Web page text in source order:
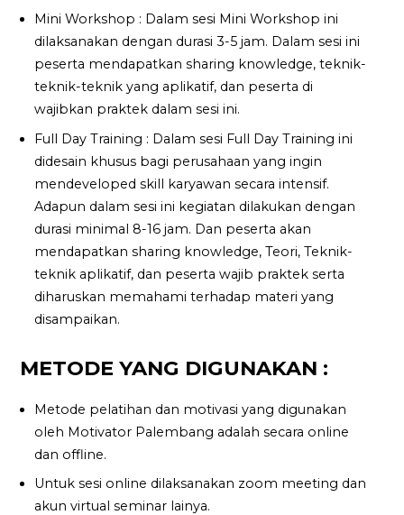
Mini Workshop : Dalam sesi Mini Workshop ini
dilaksanakan dengan durasi 3-5 jam. Dalam sesi ini
peserta mendapatkan sharing knowledge, teknik-
teknik-teknik yang aplikatif, dan peserta di
wajibkan praktek dalam sesi ini.
Full Day Training : Dalam sesi Full Day Training ini
didesain khusus bagi perusahaan yang ingin
mendeveloped skill karyawan secara intensif.
Adapun dalam sesi ini kegiatan dilakukan dengan
durasi minimal 8-16 jam. Dan peserta akan
mendapatkan sharing knowledge, Teori, Teknik-
teknik aplikatif, dan peserta wajib praktek serta
diharuskan memahami terhadap materi yang
disampaikan.
METODE YANG DIGUNAKAN :
Metode pelatihan dan motivasi yang digunakan
oleh Motivator Palembang adalah secara online
dan offline.
Untuk sesi online dilaksanakan zoom meeting dan
akun virtual seminar lainya.